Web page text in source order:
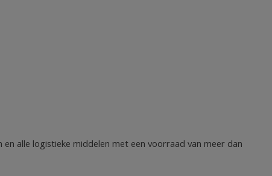
alle logistieke middelen met een voorraad van meer dan